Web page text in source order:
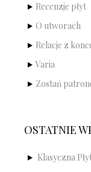
Recenzje płyt
O utworach
Relacje z
Varia
Zostań
OSTATNIE
Klasyczna